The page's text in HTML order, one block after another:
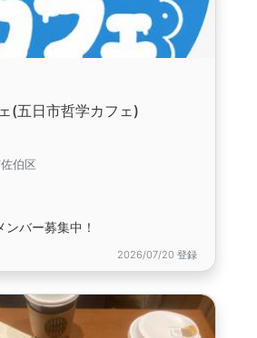
(五日市哲学カフェ)
伯区
バー募集中！
2026/07/20 登録